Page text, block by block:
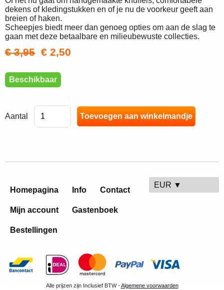
dekens of kledingstukken en of je nu de voorkeur geeft aan
breien of haken.
Scheepjes biedt meer dan genoeg opties om aan de slag te
gaan met deze betaalbare en milieubewuste collecties.
€ 3,95 € 2,50
Beschikbaar
Aantal
Homepagina Info Contact
Mijn account Gastenboek
Bestellingen
EUR ▼
Alle prijzen zijn Inclusief BTW -Algemene voorwaarden